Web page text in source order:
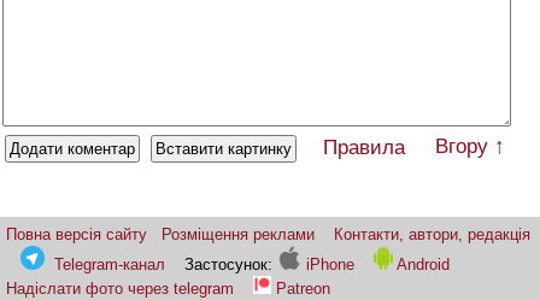
Правила Вгору ↑
Повна версія сайту Розміщення реклами
Контакти, автори, редакція
Telegram-канал
Застосунок: iPhone
Android
Надіслати фото через telegram
Patreon